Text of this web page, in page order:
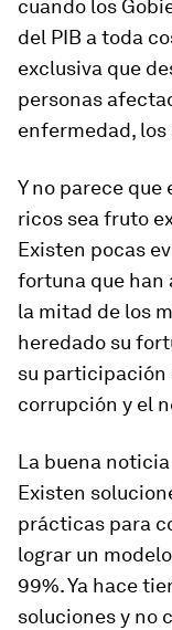
cuando los
del PIB a toda
exclusiva que
personas
enfermedad, los
Y no parece
ricos sea fruto
Existen pocas
fortuna que han
la mitad de los
heredado su
su participación
corrupción y el
La buena
Existen
prácticas para
lograr un
99%. Ya hace
soluciones y no